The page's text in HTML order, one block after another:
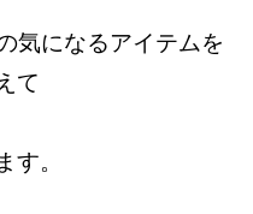
気になるアイテムを
て
。